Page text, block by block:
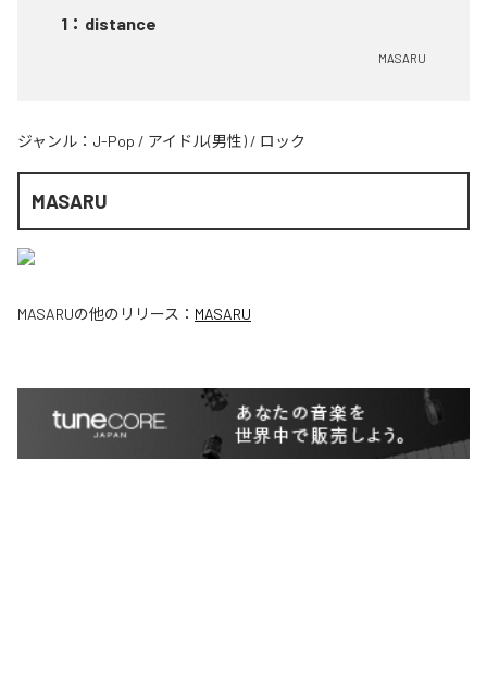
1 ： distance
MASARU
ジャンル： J-Pop / アイドル(男性) / ロック
MASARU
MASARUの他のリリース： MASARU